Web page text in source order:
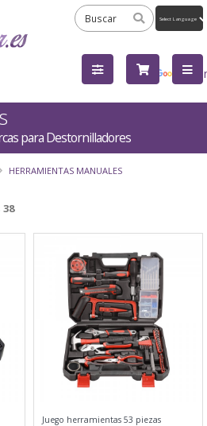
by
para Destornilladores
HERRAMIENTAS MANUALES
38
Juego herramientas 53 piezas